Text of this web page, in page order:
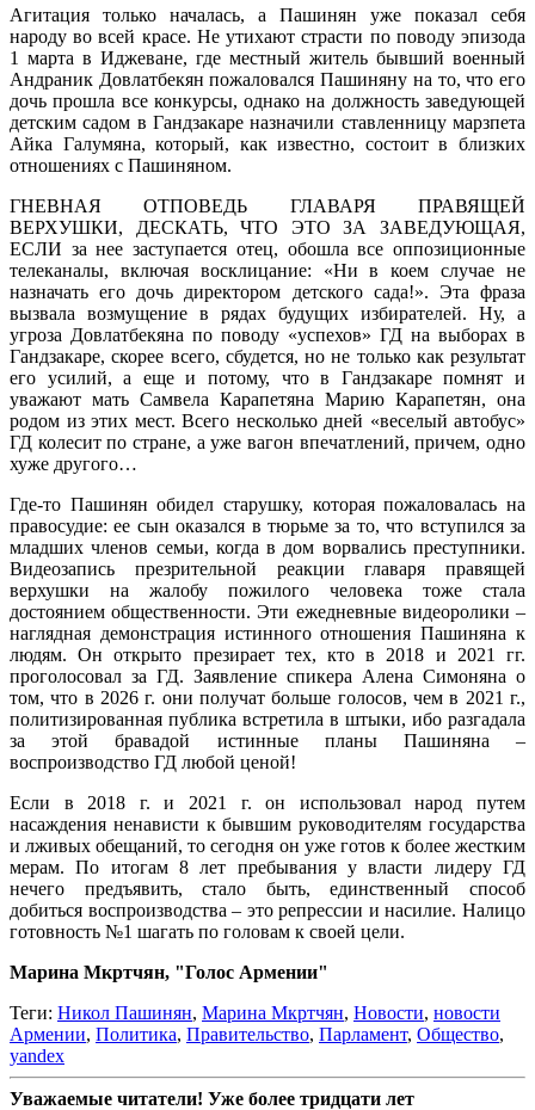
Агитация только началась, а Пашинян уже показал себя
народу во всей красе. Не утихают страсти по поводу эпизода
1 марта в Иджеване, где местный житель бывший военный
Андраник Довлатбекян пожаловался Пашиняну на то, что его
дочь прошла все конкурсы, однако на должность заведующей
детским садом в Гандзакаре назначили ставленницу марзпета
Айка Галумяна, который, как известно, состоит в близких
отношениях с Пашиняном.
ГНЕВНАЯ ОТПОВЕДЬ ГЛАВАРЯ ПРАВЯЩЕЙ
ВЕРХУШКИ, ДЕСКАТЬ, ЧТО ЭТО ЗА ЗАВЕДУЮЩАЯ,
ЕСЛИ за нее заступается отец, обошла все оппозиционные
телеканалы, включая восклицание: «Ни в коем случае не
назначать его дочь директором детского сада!». Эта фраза
вызвала возмущение в рядах будущих избирателей. Ну, а
угроза Довлатбекяна по поводу «успехов» ГД на выборах в
Гандзакаре, скорее всего, сбудется, но не только как результат
его усилий, а еще и потому, что в Гандзакаре помнят и
уважают мать Самвела Карапетяна Марию Карапетян, она
родом из этих мест. Всего несколько дней «веселый автобус»
ГД колесит по стране, а уже вагон впечатлений, причем, одно
хуже другого…
Где-то Пашинян обидел старушку, которая пожаловалась на
правосудие: ее сын оказался в тюрьме за то, что вступился за
младших членов семьи, когда в дом ворвались преступники.
Видеозапись презрительной реакции главаря правящей
верхушки на жалобу пожилого человека тоже стала
достоянием общественности. Эти ежедневные видеоролики –
наглядная демонстрация истинного отношения Пашиняна к
людям. Он открыто презирает тех, кто в 2018 и 2021 гг.
проголосовал за ГД. Заявление спикера Алена Симоняна о
том, что в 2026 г. они получат больше голосов, чем в 2021 г.,
политизированная публика встретила в штыки, ибо разгадала
за этой бравадой истинные планы Пашиняна –
воспроизводство ГД любой ценой!
Если в 2018 г. и 2021 г. он использовал народ путем
насаждения ненависти к бывшим руководителям государства
и лживых обещаний, то сегодня он уже готов к более жестким
мерам. По итогам 8 лет пребывания у власти лидеру ГД
нечего предъявить, стало быть, единственный способ
добиться воспроизводства – это репрессии и насилие. Налицо
готовность №1 шагать по головам к своей цели.
Марина Мкртчян, "Голос Армении"
Теги: Никол Пашинян, Марина Мкртчян, Новости, новости
Армении, Политика, Правительство, Парламент, Общество,
yandex
Уважаемые читатели! Уже более тридцати лет